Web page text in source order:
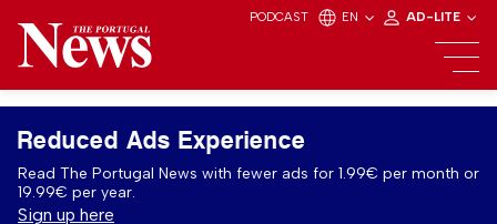
PODCAST EN AD-LITE
Reduced Ads Experience
Read The Portugal News with fewer ads for 1.99€ per month or
19.99€ per year.
Sign up here